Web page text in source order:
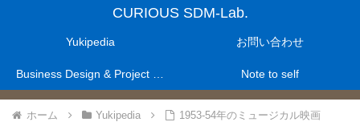
CURIOUS SDM-Lab.
Yukipedia お問い合わせ
Note to self
ホーム Yukipedia 1953-54年のミュージカル映画